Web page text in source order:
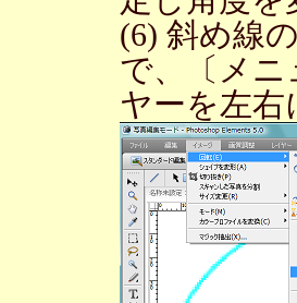
(6) 斜め線
で、〔メニ
ヤーを左右